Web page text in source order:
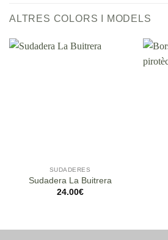
ALTRES COLORS I MODELS
SUDADERES
Sudadera La Buitrera
24.00€